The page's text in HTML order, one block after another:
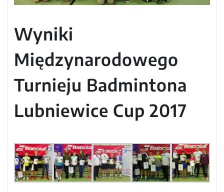
Wyniki
Międzynarodowego
Turnieju Badmintona
Lubniewice Cup 2017